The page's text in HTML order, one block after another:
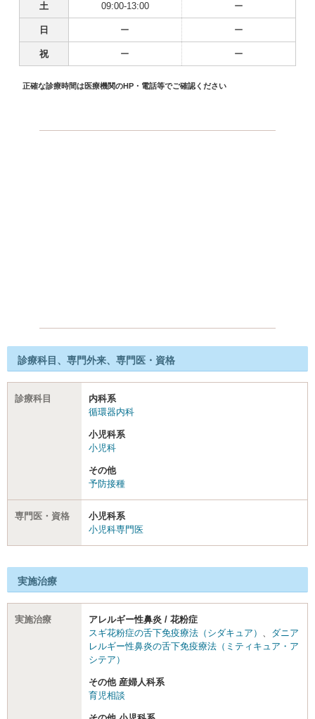
土 09:00-13:00 ー
日 ー ー
祝 ー ー
正確な診療時間は医療機関のHP・電話等でご確認ください
診療科目、専門外来、専門医・資格
診療科目
内科系
循環器内科
小児科系
小児科
その他
予防接種
専門医・資格
小児科系
小児科専門医
実施治療
実施治療
アレルギー性鼻炎 / 花粉症
スギ花粉症の舌下免疫療法（シダキュア） 、 ダニア
レルギー性鼻炎の舌下免疫療法（ミティキュア・ア
シテア）
その他 産婦人科系
育児相談